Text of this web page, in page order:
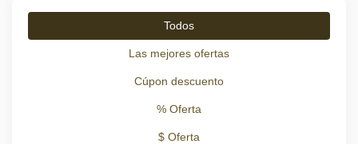
Todos
Las mejores ofertas
Cúpon descuento
% Oferta
$ Oferta